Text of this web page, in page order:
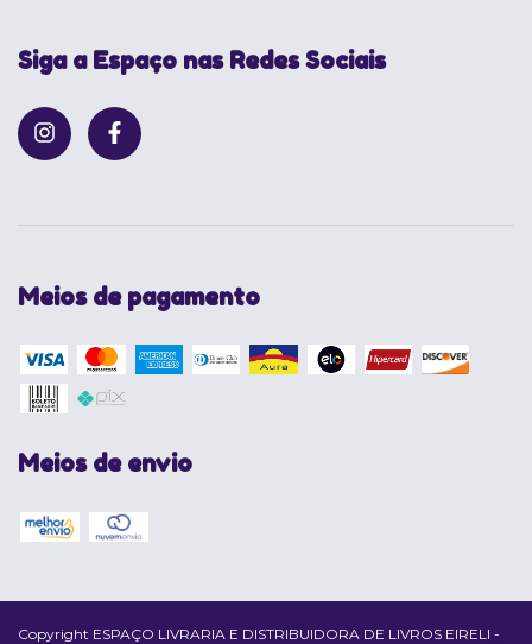
Siga a Espaço nas Redes Sociais
Meios de pagamento
Meios de envio
Copyright ESPAÇO LIVRARIA E DISTRIBUIDORA DE LIVROS EIRELI -